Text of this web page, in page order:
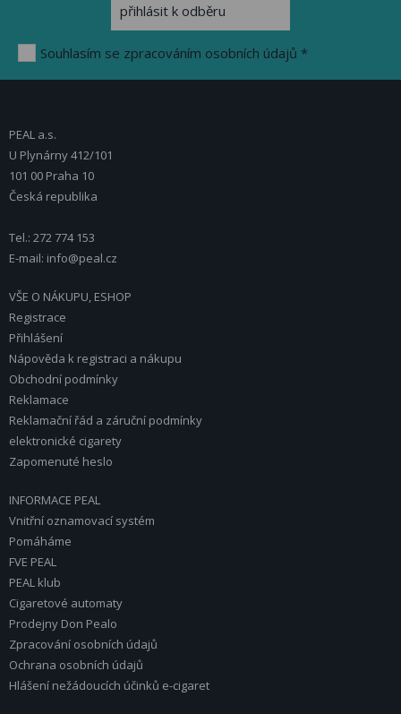
Souhlasím se zpracováním osobních údajů *
PEAL a.s.
U Plynárny 412/101
101 00 Praha 10
Česká republika
Tel.: 272 774 153
E-mail: info@peal.cz
VŠE O NÁKUPU, ESHOP
Registrace
Přihlášení
Nápověda k registraci a nákupu
Obchodní podmínky
Reklamace
Reklamační řád a záruční podmínky
elektronické cigarety
Zapomenuté heslo
INFORMACE PEAL
Vnitřní oznamovací systém
Pomáháme
FVE PEAL
PEAL klub
Cigaretové automaty
Prodejny Don Pealo
Zpracování osobních údajů
Ochrana osobních údajů
Hlášení nežádoucích účinků e-cigaret